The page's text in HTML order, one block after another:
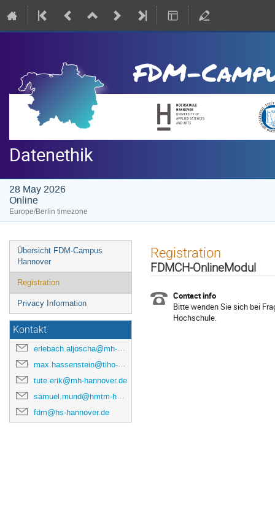
Datenethik
28 May 2026
Online
Europe/Berlin timezone
Event
menu
Übersicht FDM-Campus
Hannover
Registration
Privacy Information
Kontakt
erlebach.aljoscha@mh-hannover.de
max.hassenstein@tiho-hannover.de
tute.erik@mh-hannover.de
samuel.mund@hmtm-hannover.de
fdm@hs-hannover.de
Registration
FDMCH-OnlineModul
Contact info
Bitte wenden Sie sich bei
Hochschule.